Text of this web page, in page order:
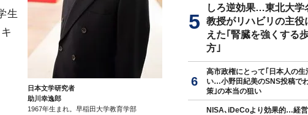
日本文学研究者
助川幸逸郎
1967年生まれ。早稲田大学教育学部
生
しろ逆効果…東北大学
教授がリハビリの主役
えた｢腎臓を強くする
方｣
高市政権にとって｢日本人の生
い…小野田紀美のSNS投稿で
策｣の本当の狙い
NISA､iDeCoより効果的…経